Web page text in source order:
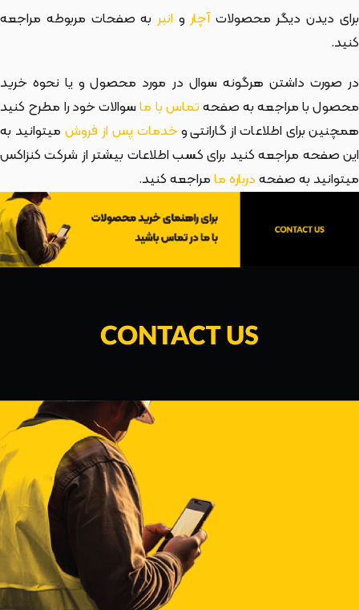
برای دیدن دیگر محصولاتآچار و انبربه صفحات مربوطه مراجعه
کنید.
در صورت داشتن هرگونه سوال در مورد محصول و یا نحوه خرید
محصول با مراجعه به صفحهتماس با ماسوالات خود را مطرح کنید
همچنین برای اطلاعات از گارانتی وخدمات پس از فروش میتوانید به
این صفحه مراجعه کنید برای کسب اطلاعات بیشتر از شرکت کنزاکس
میتوانید به صفحهدرباره مامراجعه کنید.